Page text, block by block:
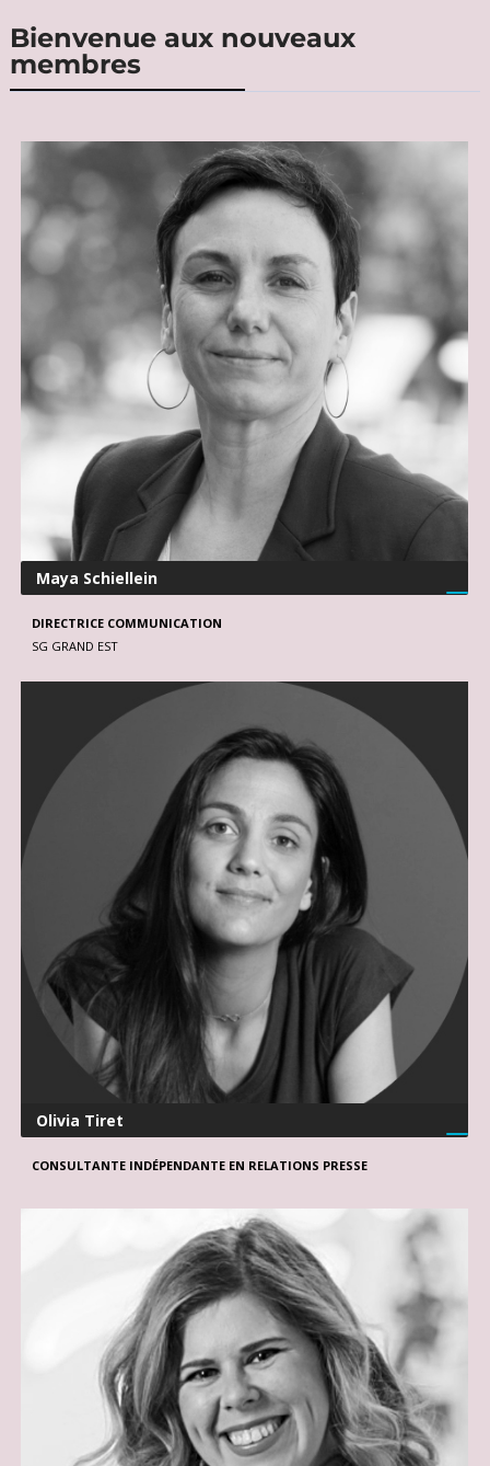
Bienvenue aux nouveaux
membres
Maya Schiellein
DIRECTRICE COMMUNICATION
SG GRAND EST
Olivia Tiret
CONSULTANTE INDÉPENDANTE EN RELATIONS PRESSE